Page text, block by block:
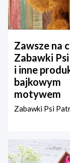
Zawsze na
Zabawki
i inne
bajkowym
motywem
Zabawki Psi